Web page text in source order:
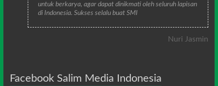
untuk berkarya, agar dapat dinikmati oleh seluruh lapisan
di Indonesia. Sukses selalu buat SMI
Nuri Jasmin
Facebook Salim Media Indonesia